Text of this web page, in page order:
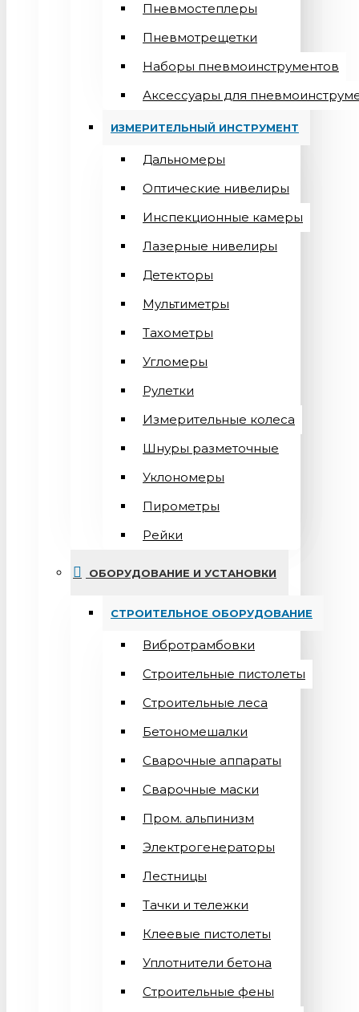
Пневмостеплеры
Пневмотрещетки
Наборы пневмоинструментов
Аксессуары для
ИЗМЕРИТЕЛЬНЫЙ ИНСТРУМЕНТ
Дальномеры
Оптические нивелиры
Инспекционные камеры
Лазерные нивелиры
Детекторы
Мультиметры
Тахометры
Угломеры
Рулетки
Измерительные колеса
Шнуры разметочные
Уклономеры
Пирометры
Рейки
ОБОРУДОВАНИЕ И УСТАНОВКИ
СТРОИТЕЛЬНОЕ ОБОРУДОВАНИЕ
Вибротрамбовки
Строительные пистолеты
Строительные леса
Бетономешалки
Сварочные аппараты
Cварочные маски
Пром. альпинизм
Электрогенераторы
Лестницы
Тачки и тележки
Клеевые пистолеты
Уплотнители бетона
Строительные фены